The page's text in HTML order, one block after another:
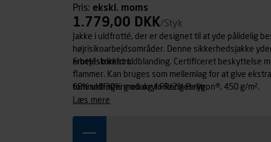
Pris: ekskl. moms
1.779,00 DKK/Styk
Jakke i uldfrotté, der er designet til at yde pålidelig
højrisikoarbejdsområder. Denne sikkerhedsjakke
arbejdskomfort.
Frottéstrikket uldblanding. Certificeret beskyttelse
flammer. Kan bruges som mellemlag for at give
tommelfingergreb og forlænget ryg.
68% uld/30% modakryl FR/2% Belltron®, 450 g/m².
læs mere